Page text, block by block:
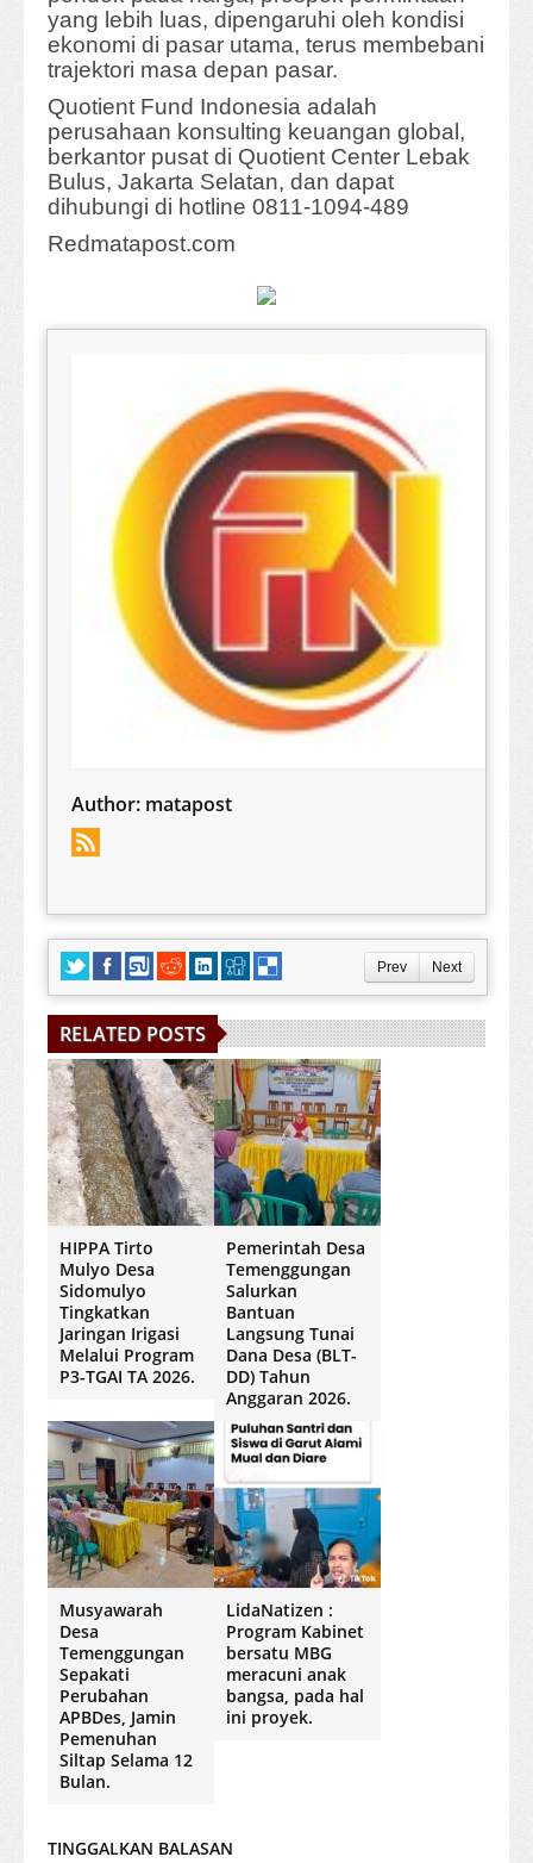
yang lebih luas, dipengaruhi oleh kondisi
ekonomi di pasar utama, terus membebani
trajektori masa depan pasar.
Quotient Fund Indonesia adalah
perusahaan konsulting keuangan global,
berkantor pusat di Quotient Center Lebak
Bulus, Jakarta Selatan, dan dapat
dihubungi di hotline 0811-1094-489
Redmatapost.com
Author: matapost
Prev Next
RELATED POSTS
HIPPA Tirto
Mulyo Desa
Sidomulyo
Tingkatkan
Jaringan Irigasi
Melalui Program
P3-TGAI TA 2026.
Pemerintah Desa
Temenggungan
Salurkan
Bantuan
Langsung Tunai
Dana Desa (BLT-
DD) Tahun
Anggaran 2026.
Musyawarah
Desa
Temenggungan
Sepakati
Perubahan
APBDes, Jamin
Pemenuhan
Siltap Selama 12
Bulan.
LidaNatizen :
Program Kabinet
bersatu MBG
meracuni anak
bangsa, pada hal
ini proyek.
TINGGALKAN BALASAN